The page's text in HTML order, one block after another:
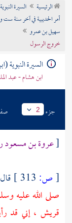
تراجم الأعلام
الرئيسية
السيرة
أمر الحديبية في آخر سنة
سهيل بن عمرو
خروج الرسول
السيرة النبوية
ابن هشام - عبد
جزء 2
[عروة بن مسعود
[ص: قال
صلى الله عليه
قريش ، إني قد